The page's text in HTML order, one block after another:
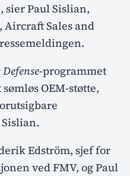
Paul Sislian,
Aircraft Sales and
-programmet
OEM-støtte,
Edström, sjef for
ved FMV, og Paul